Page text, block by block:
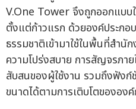
V.One Tower จึงถูกออกแบบ
ตั้งแต่ก้าวแรก ด้วยองค์ประก
ธรรมชาติเข้ามาใช้ในพื้นที่สำนั
ความโปร่งสบาย การสัญจรภา
สับสนของผู้ใช้งาน รวมถึงฟัง
ขนาดได้ตามการเติบโตขององ